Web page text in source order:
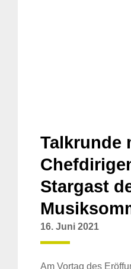
Talkrunde
Stargast
16. Juni 2021
Am Vortag des